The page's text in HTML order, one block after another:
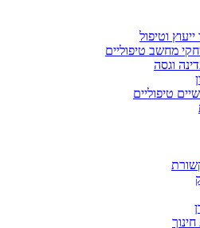
וטיפול
מחשב טיפוליים
וגסה
טיפוליים